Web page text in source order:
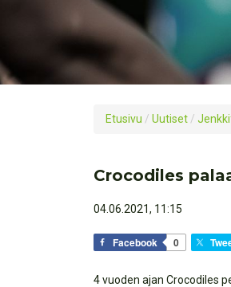
Etusivu / Uutiset /
Crocodiles
04.06.2021, 11:15
Facebook 0
4 vuoden ajan Crocodiles